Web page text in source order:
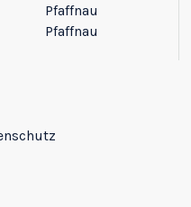
Pfaffnau
Pfaffnau